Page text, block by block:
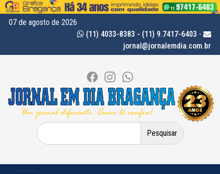
07 de agosto de 2026
(11) 4033-8383 - (11) 9.7417-6403 -
jornal@jornalemdia.com.br
Pesquisar
por: